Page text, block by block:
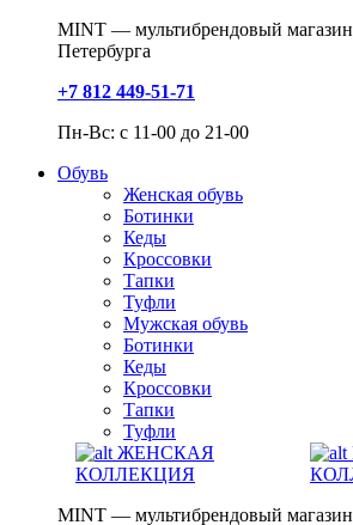
MINT — мультибрендовый
Петербурга
+7 812 449-51-71
Пн-Вс: с 11-00 до 21-00
Обувь
Женская обувь
Ботинки
Кеды
Кроссовки
Тапки
Туфли
Мужская обувь
Ботинки
Кеды
Кроссовки
Тапки
Туфли
ЖЕНСКАЯ
КОЛЛЕКЦИЯ
MINT — мультибрендовый